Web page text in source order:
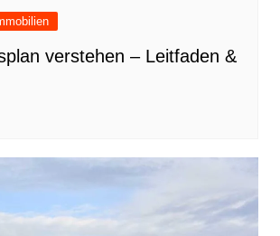
verstehen – Leitfaden &